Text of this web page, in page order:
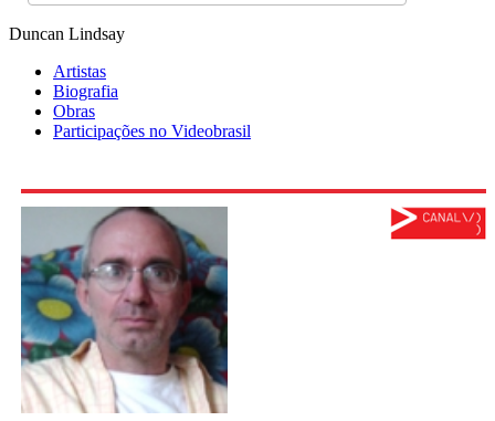
Duncan Lindsay
Artistas
Biografia
Obras
Participações no Videobrasil